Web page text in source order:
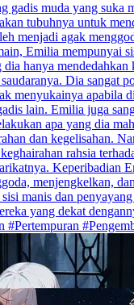
gadis muda yang suka
tubuhnya untuk
menjadi agak
Emilia mempunyai
hanya mendedahkan
Dia sangat
menyukainya apabila
lain. Emilia juga
apa yang dia
dan kegelisahan.
rahsia
Keperibadian
menjengkelkan,
manis dan
yang dekat
#Pertempuran